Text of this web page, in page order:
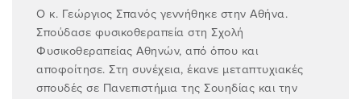
Ο κ. Γεώργιος Σπανός γεννήθηκε στην Αθήνα.
Σπούδασε φυσικοθεραπεία στη Σχολή
Φυσικοθεραπείας Αθηνών, από όπου και
αποφοίτησε. Στη συνέχεια, έκανε μεταπτυχιακές
σπουδές σε Πανεπιστήμια της Σουηδίας και την